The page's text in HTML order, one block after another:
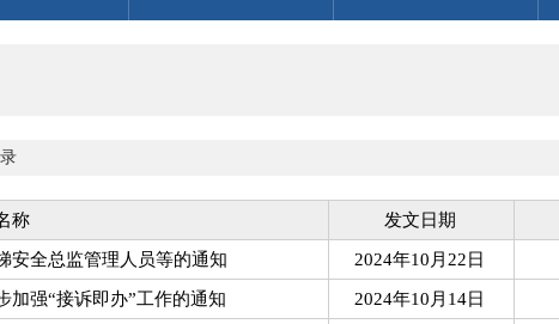
称 发文日期
安全总监管理人员等的通知 2024年10月22日
强“接诉即办”工作的通知 2024年10月14日